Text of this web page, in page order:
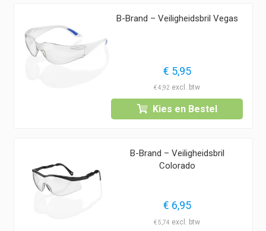
B-Brand – Veiligheidsbril Vegas
€ 5,95
€4,92
Kies en Bestel
B-Brand – Veiligheidsbril
Colorado
€ 6,95
€5,74